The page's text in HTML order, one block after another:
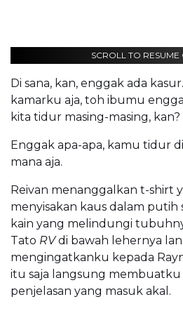
SCROLL TO RESUME
Di sana, kan, enggak ada
kamarku aja, toh ibumu
kita tidur masing-masing, kan?
Enggak apa-apa, kamu tidur
mana aja.
Reivan menanggalkan t-shirt
menyisakan kaus dalam putih
kain yang melindungi
Tato RVdi bawah lehernya
mengingatkanku kepada
itu saja langsung membuatku
penjelasan yang masuk akal.